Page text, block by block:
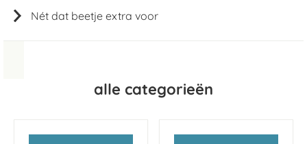
alle categorieën
Nét dat beetje extra voor